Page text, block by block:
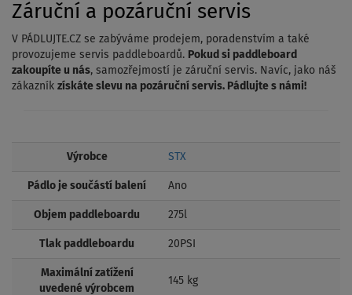
Záruční a pozáruční servis
V PÁDLUJTE.CZ se zabýváme prodejem, poradenstvím a také
provozujeme servis paddleboardů. Pokud si paddleboard
zakoupíte u nás, samozřejmostí je záruční servis. Navíc, jako náš
zákazník získáte slevu na pozáruční servis. Pádlujte s námi!
Výrobce STX
Pádlo je součástí balení Ano
Objem paddleboardu 275l
Tlak paddleboardu 20PSI
Maximální zatížení
uvedené výrobcem
145 kg